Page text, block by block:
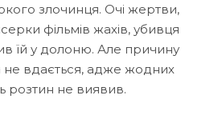
злочинця. Очі жертви,
фільмів жахів, убивця
їй у долоню. Але причину
не вдається, адже жодних
розтин не виявив.